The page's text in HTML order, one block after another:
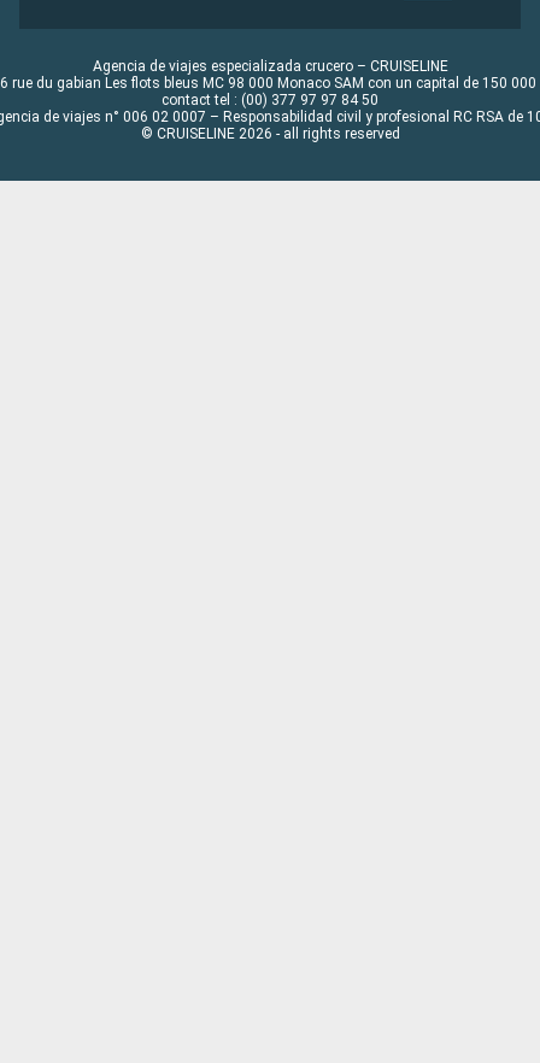
Agencia de viajes especializada crucero – CRUISELINE
rue du gabian Les flots bleus MC 98 000 Monaco SAM con un capital de 150 000
contact tel : (00) 377 97 97 84 50
de viajes n° 006 02 0007 – Responsabilidad civil y profesional RC RSA de
© CRUISELINE 2026 - all rights reserved